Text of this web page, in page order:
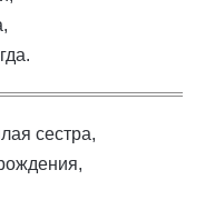
сестра,